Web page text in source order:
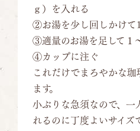
ｇ）を入れる
②お湯を少し回しかけて
③適量のお湯を足して１
④カップに注ぐ
これだけでまろやかな
ます。
小ぶりな急須なので、一
れるのに丁度よいサイズ